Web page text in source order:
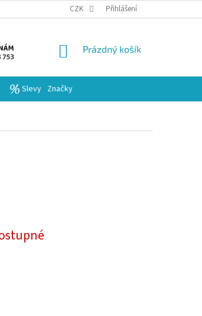
CZK Přihlášení
NÁKUPNÍ
Prázdný košík
Slevy Značky